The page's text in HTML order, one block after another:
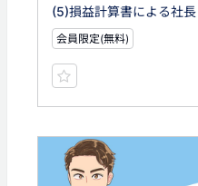
(5)損益計算書による社
会員限定(無料)